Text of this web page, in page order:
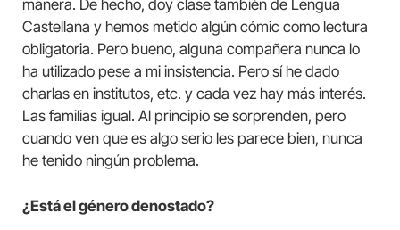
manera. De hecho, doy clase también de Lengua
Castellana y hemos metido algún cómic como lectura
obligatoria. Pero bueno, alguna compañera nunca lo
ha utilizado pese a mi insistencia. Pero sí he dado
charlas en institutos, etc. y cada vez hay más interés.
Las familias igual. Al principio se sorprenden, pero
cuando ven que es algo serio les parece bien, nunca
he tenido ningún problema.
¿Está el género denostado?